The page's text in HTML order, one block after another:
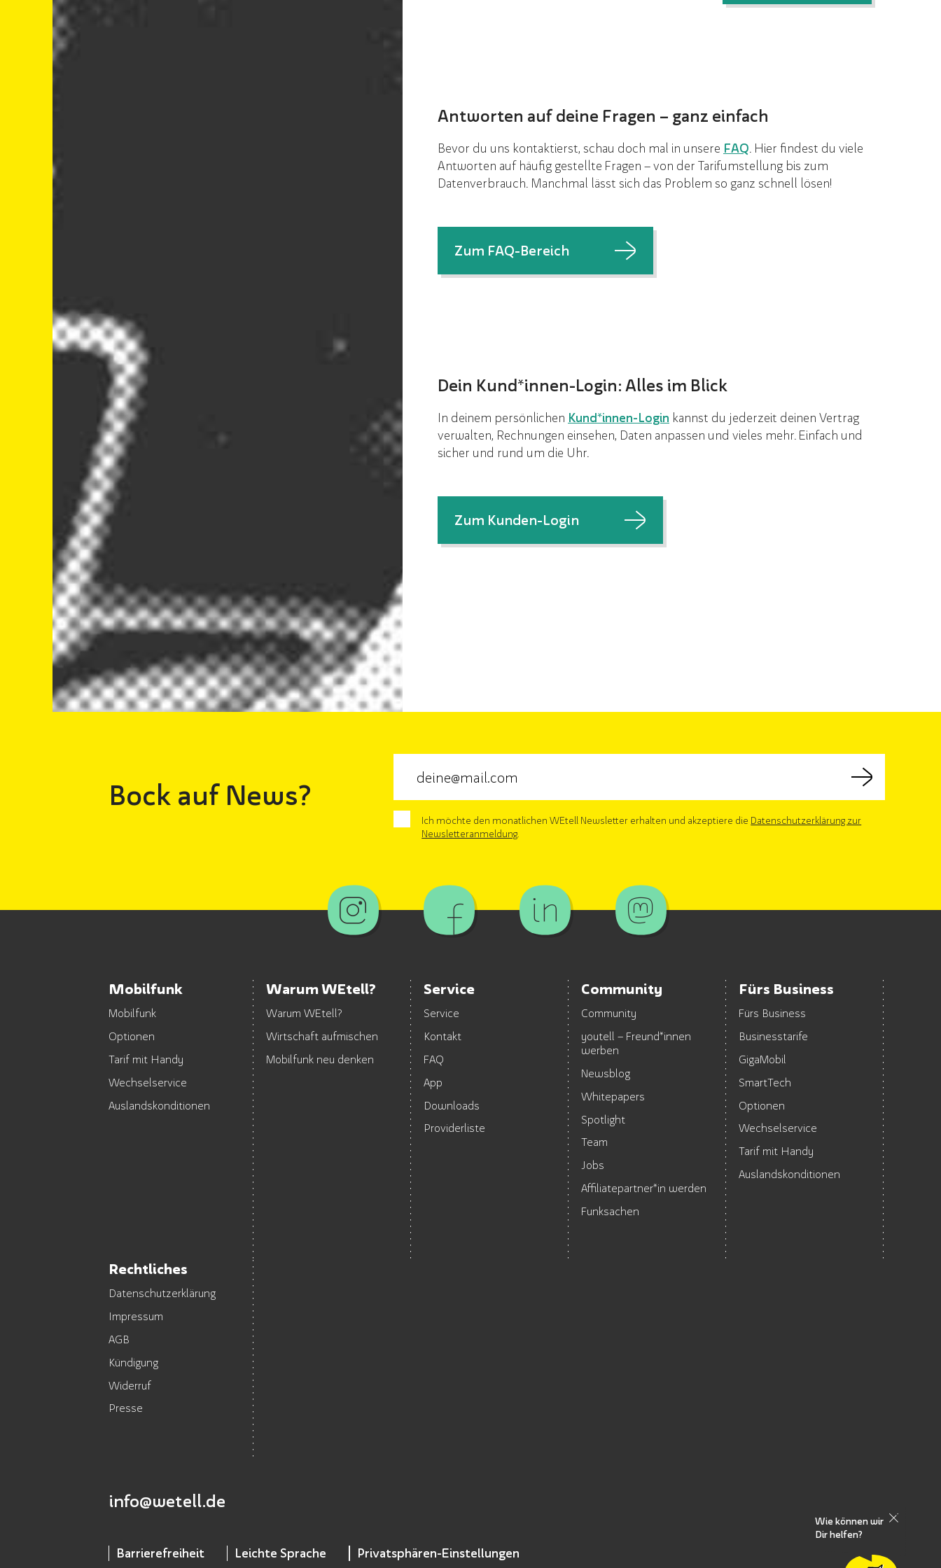
Wie können wir
Dir helfen?
Antworten auf deine Fragen – ganz einfach
Bevor du uns kontaktierst, schau doch mal in unsere FAQ . Hier findest du viele
Antworten auf häufig gestellte Fragen – von der Tarifumstellung bis zum
Datenverbrauch. Manchmal lässt sich das Problem so ganz schnell lösen!
Zum FAQ-Bereich
Dein Kund*innen-Login: Alles im Blick
In deinem persönlichen Kund*innen-Login kannst du jederzeit deinen Vertrag
verwalten, Rechnungen einsehen, Daten anpassen und vieles mehr. Einfach und
sicher und rund um die Uhr.
Zum Kunden-Login
Bock auf News?
Ich möchte den monatlichen WEtell Newsletter erhalten und akzeptiere die Datenschutzerklärung zur
Newsletteranmeldung
Mobilfunk
Mobilfunk
Optionen
Tarif mit Handy
Wechselservice
Auslandskonditionen
Warum WEtell?
Warum WEtell?
Wirtschaft aufmischen
Mobilfunk neu denken
Service
Service
Kontakt
FAQ
App
Downloads
Providerliste
Community
Community
youtell – Freund*innen
werben
Newsblog
Whitepapers
Spotlight
Team
Jobs
Affiliatepartner*in werden
Funksachen
Fürs Business
Fürs Business
Businesstarife
GigaMobil
SmartTech
Optionen
Wechselservice
Tarif mit Handy
Auslandskonditionen
Rechtliches
Datenschutzerklärung
Impressum
AGB
Kündigung
Widerruf
Presse
info@wetell.de
Barrierefreiheit Leichte Sprache Privatsphären-Einstellungen